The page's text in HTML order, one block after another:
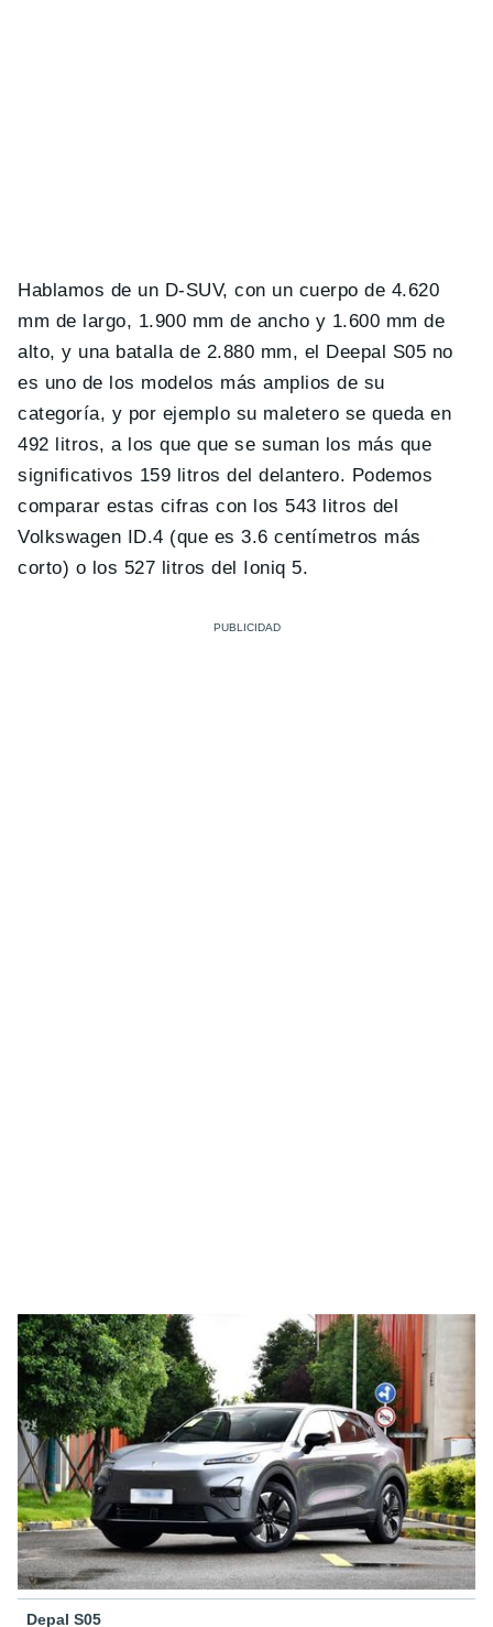
Hablamos de un D-SUV, con un cuerpo de 4.620
mm de largo, 1.900 mm de ancho y 1.600 mm de
alto, y una batalla de 2.880 mm, el Deepal S05 no
es uno de los modelos más amplios de su
categoría, y por ejemplo su maletero se queda en
492 litros, a los que que se suman los más que
significativos 159 litros del delantero. Podemos
comparar estas cifras con los 543 litros del
Volkswagen ID.4 (que es 3.6 centímetros más
corto) o los 527 litros del Ioniq 5.
Depal S05